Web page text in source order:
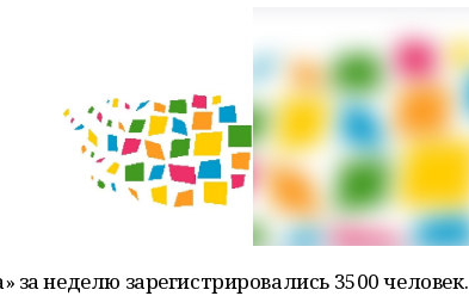
неделю зарегистрировались 3500 человек.